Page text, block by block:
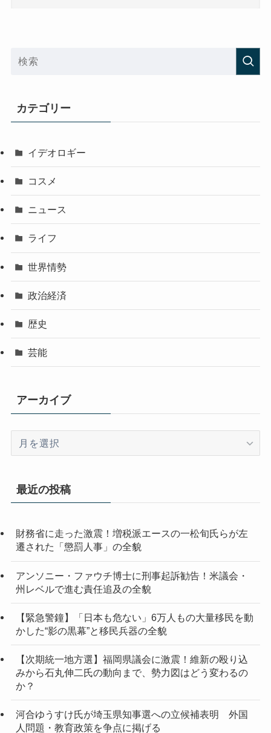
カテゴリー
イデオロギー
コスメ
ニュース
ライフ
世界情勢
政治経済
歴史
芸能
アーカイブ
イ
最近の投稿
財務省に走った激震！増税派エースの一松旬氏らが左
遷された「懲罰人事」の全貌
アンソニー・ファウチ博士に刑事起訴勧告！米議会・
州レベルで進む責任追及の全貌
【緊急警鐘】「日本も危ない」6万人もの大量移民を動
かした“影の黒幕”と移民兵器の全貌
【次期統一地方選】福岡県議会に激震！維新の殴り込
みから石丸伸二氏の動向まで、勢力図はどう変わるの
か？
河合ゆうすけ氏が埼玉県知事選への立候補表明 外国
人問題・教育政策を争点に掲げる